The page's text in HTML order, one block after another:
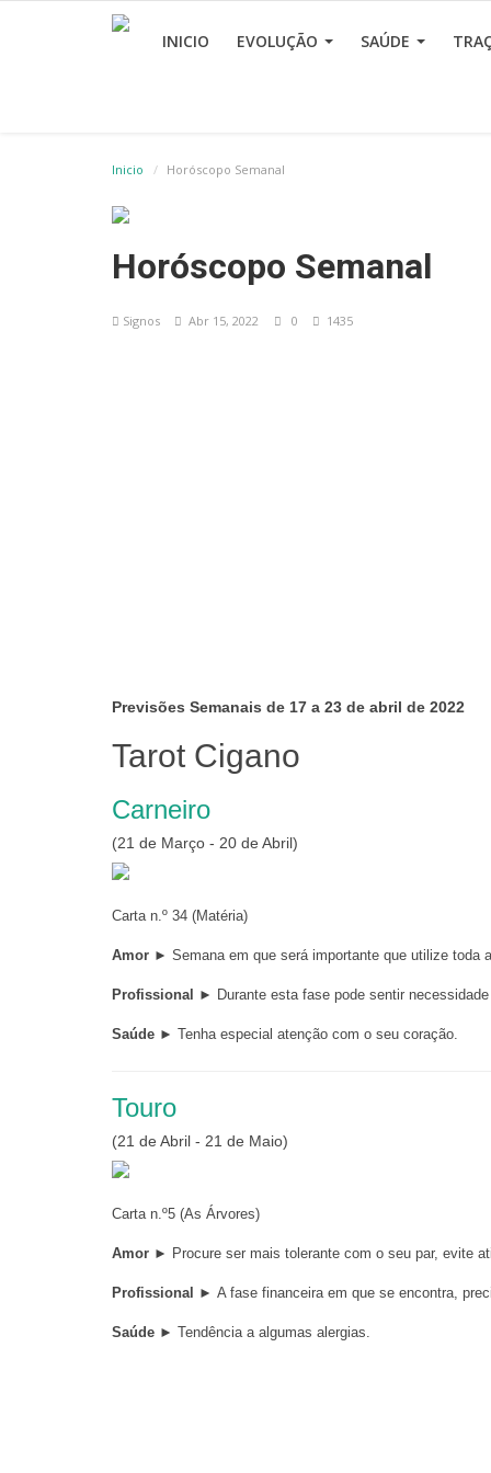
INICIO EVOLUÇÃO SAÚDE
Inicio Horóscopo Semanal
Horóscopo Semanal
Signos Abr 15, 2022 0 1435
Previsões Semanais de 17 a 23 de abril de 2022
Tarot Cigano
Carneiro
(21 de Março - 20 de Abril)
Carta n.º 34 (Matéria)
Amor ► Semana em que será importante que utilize toda
Profissional ► Durante esta fase pode sentir
Saúde ► Tenha especial atenção com o seu coração.
Touro
(21 de Abril - 21 de Maio)
Carta n.º5 (As Árvores)
Amor ► Procure ser mais tolerante com o seu par, evite
Profissional ► A fase financeira em que se encontra,
Saúde ► Tendência a algumas alergias.